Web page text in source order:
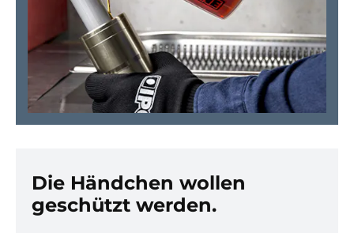
Die Händchen wollen
geschützt werden.